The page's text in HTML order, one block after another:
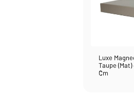
Luxe
Taupe (mat)
Cm